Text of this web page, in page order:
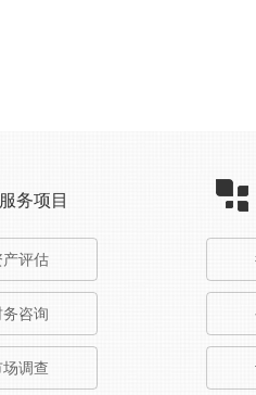
服务项目
产评估
务咨询
场调查